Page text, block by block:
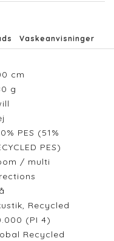
Vaskeanvisninger
cm
g
PES (51%
PES)
/ multi
Recycled
(PI 4)
Recycled